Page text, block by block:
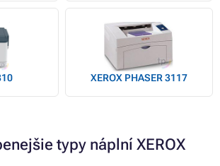
XEROX PHASER 3117
typy náplní XEROX